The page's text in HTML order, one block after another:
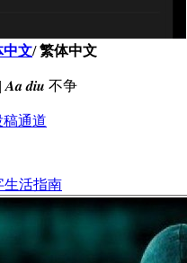
中文/ 繁体中文
𝑨𝒂 𝒅𝒊𝒖 不争
稿通道
生活指南